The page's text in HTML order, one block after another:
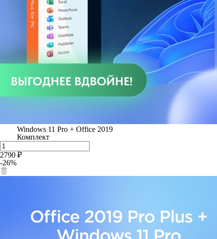
Windows 11 Pro + Office 2019
Комплект
2790 ₽
-26%